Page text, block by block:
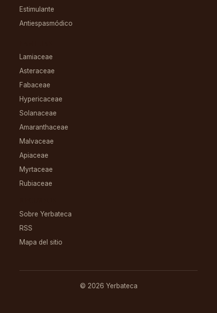
Estimulante
Antiespasmódico
Lamiaceae
Asteraceae
Fabaceae
Hypericaceae
Solanaceae
Amaranthaceae
Malvaceae
Apiaceae
Myrtaceae
Rubiaceae
Sobre Yerbateca
RSS
Mapa del sitio
© 2026 Yerbateca